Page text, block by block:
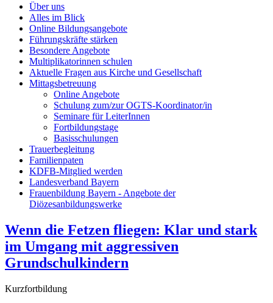
Über uns
Alles im Blick
Online Bildungsangebote
Führungskräfte stärken
Besondere Angebote
Multiplikatorinnen schulen
Aktuelle Fragen aus Kirche und Gesellschaft
Mittagsbetreuung
Online Angebote
Schulung zum/zur OGTS-Koordinator/in
Seminare für LeiterInnen
Fortbildungstage
Basisschulungen
Trauerbegleitung
Familienpaten
KDFB-Mitglied werden
Landesverband Bayern
Frauenbildung Bayern - Angebote der
Diözesanbildungswerke
Wenn die Fetzen fliegen: Klar und stark
im Umgang mit aggressiven
Grundschulkindern
Kurzfortbildung